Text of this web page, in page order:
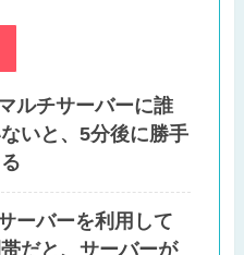
ルチサーバーに誰
いと、5分後に勝手
ーバーを利用して
だと、サーバーが